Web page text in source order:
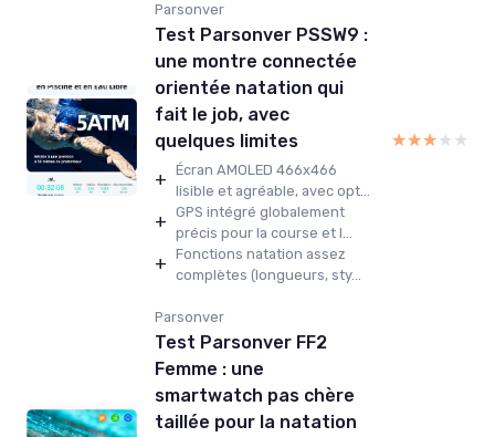
Parsonver
Test Parsonver PSSW9 :
une montre connectée
orientée natation qui
fait le job, avec
quelques limites
+ Écran AMOLED 466x466
lisible et agréable, avec opt...
+ GPS intégré globalement
précis pour la course et l...
+ Fonctions natation assez
complètes (longueurs, sty...
★★★★★
★★★★★
Parsonver
Test Parsonver FF2
Femme : une
smartwatch pas chère
taillée pour la natation